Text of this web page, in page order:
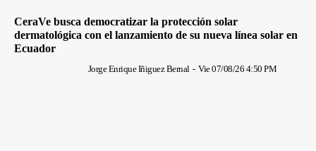
CeraVe busca democratizar la protección solar
dermatológica con el lanzamiento de su nueva línea solar en
Ecuador
Jorge Enrique Iñiguez Bernal - Vie 07/08/26 4:50 PM